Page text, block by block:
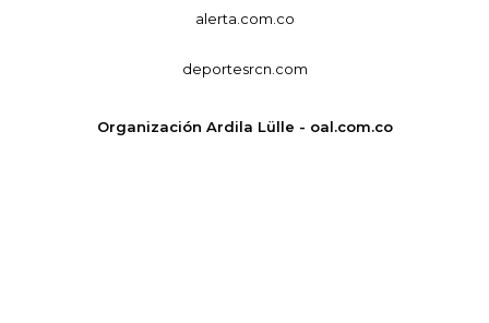
alerta.com.co
deportesrcn.com
Organización Ardila Lülle - oal.com.co